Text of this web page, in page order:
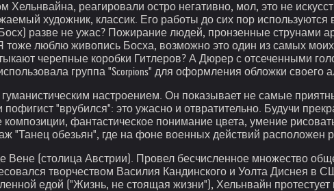
реагировали остро негативно, мол, это не
художник, классик. Его работы до сих пор используются
(Босх) разве не ужас? Пожирание людей, пронзенные
тоже люблю живопись Босха, возможно это один из самых
черепные коробки Гитлеров? А Дюрер с отсеченными
группа "Scorpions" для оформления обложки своего
настроением. Он показывает не самые
"врубился": это ужасно и отвратительно. Будучи
композиции, фантастическое понимание цвета, умение
"Танец обезьян", где на фоне военных действий расположен
Вене (столица Австрии). Провел бесчисленное множество
творчеством Василия Кандинского и Уолта Диснея
едой ("Жизнь, не стоящая жизни"), Хельнвайн протестует